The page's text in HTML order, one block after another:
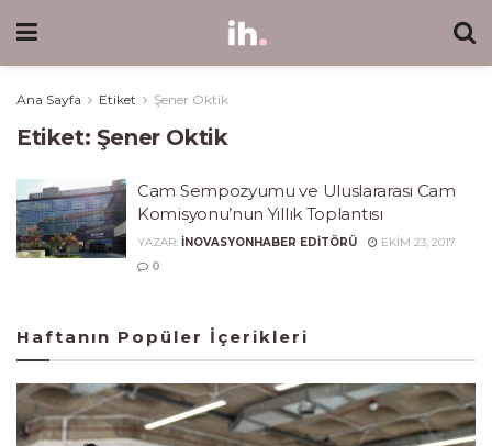
Ana Sayfa Etiket Şener Oktik
Etiket: Şener Oktik
Cam Sempozyumu ve Uluslararası Cam
Komisyonu’nun Yıllık Toplantısı
YAZAR: INOVASYONHABER EDITÖRÜ
EKIM 23, 2017
0
Haftanın Popüler İçerikleri